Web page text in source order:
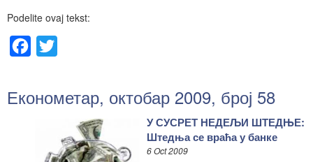
Podelite ovaj tekst:
Facebook
Економетар, октобар 2009, број 58
У СУСРЕТ НЕДЕЉИ ШТЕДЊЕ:
Штедња се враћа у банке
6 Oct 2009